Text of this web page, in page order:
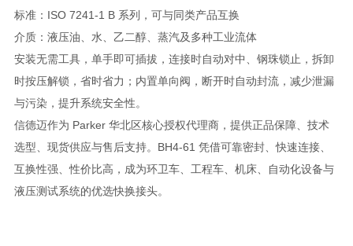
标准： ISO 7241-1 B 系列 ，可与同类产品互换
介质：液压油、水、乙二醇、蒸汽及多种工业流体
安装无需工具， 单手即可插拔 ，连接时自动对中、钢珠锁止，拆卸
时按压解锁，省时省力；内置单向阀，断开时自动封流，减少泄漏
与污染，提升系统安全性。
信德迈作为 Parker 华北区核心授权代理商，提供正品保障、技术
选型、现货供应与售后支持。BH4-61 凭借可靠密封、快速连接、
互换性强、性价比高 ，成为环卫车、工程车、机床、自动化设备与
液压测试系统的优选快换接头。